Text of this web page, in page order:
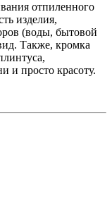
отпиленного
изделия,
(воды, бытовой
Также, кромка
и просто красоту.